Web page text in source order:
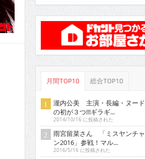
月間TOP10 総合TOP10
瀧内公美 主演・長編・ヌード
の初が３つ!!!ギラギ...
2014/10/16 に投稿された
雨宮留菜さん 「ミスヤンチャ
ン2016」参戦！マル...
2016/5/16 に投稿された